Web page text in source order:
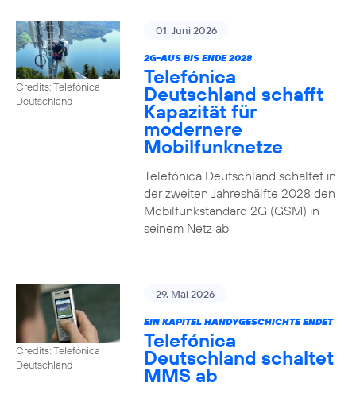
Credits: Telefónica
Deutschland
01. Juni 2026
2G-AUS BIS ENDE 2028
Telefónica
Deutschland schafft
Kapazität für
modernere
Mobilfunknetze
Telefónica Deutschland schaltet in
der zweiten Jahreshälfte 2028 den
Mobilfunkstandard 2G (GSM) in
seinem Netz ab
Credits: Telefónica
Deutschland
29. Mai 2026
EIN KAPITEL HANDYGESCHICHTE ENDET
Telefónica
Deutschland schaltet
MMS ab